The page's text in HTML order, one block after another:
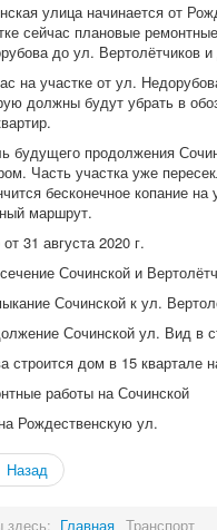
улица начинается от
сейчас плановые
до ул. Вертолётчиков
на участке от ул.
должны будут убрать в
будущего продолжения
Часть участка уже
бесконечное копание
маршрут.
31 августа 2020 г.
Сочинской и
Сочинской к ул.
Сочинской ул. Вид в
строится дом в 15 квартале
работы на Сочинской
Рождественскую ул.
Назад
здесь: Главная Транспорт